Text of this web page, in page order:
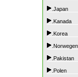
.Japan
.Kanada
.Korea
.Norwegen
.Pakistan
.Polen